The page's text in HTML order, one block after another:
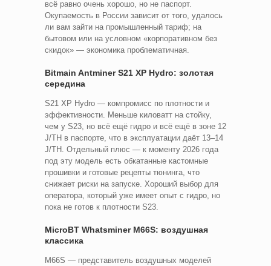
всё равно очень хорошо, но не паспорт.
Окупаемость в России зависит от того, удалось
ли вам зайти на промышленный тариф; на
бытовом или на условном «корпоративном без
скидок» — экономика проблематичная.
Bitmain Antminer S21 XP Hydro: золотая
середина
S21 XP Hydro — компромисс по плотности и
эффективности. Меньше киловатт на стойку,
чем у S23, но всё ещё гидро и всё ещё в зоне 12
J/TH в паспорте, что в эксплуатации даёт 13–14
J/TH. Отдельный плюс — к моменту 2026 года
под эту модель есть обкатанные кастомные
прошивки и готовые рецепты тюнинга, что
снижает риски на запуске. Хороший выбор для
оператора, который уже имеет опыт с гидро, но
пока не готов к плотности S23.
MicroBT Whatsminer M66S: воздушная
классика
M66S — представитель воздушных моделей